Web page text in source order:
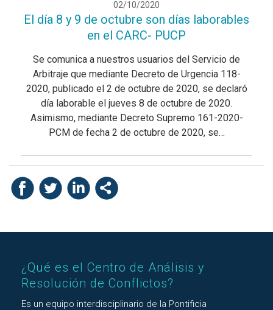
02/10/2020
El día 8 y 9 de octubre son días laborables
en el CARC- PUCP
Se comunica a nuestros usuarios del Servicio de
Arbitraje que mediante Decreto de Urgencia 118-
2020, publicado el 2 de octubre de 2020, se declaró
día laborable el jueves 8 de octubre de 2020.
Asimismo, mediante Decreto Supremo 161-2020-
PCM de fecha 2 de octubre de 2020, se…
¿Qué es el Centro de Análisis y
Resolución de Conflictos?
Es un equipo interdisciplinario de la Pontificia